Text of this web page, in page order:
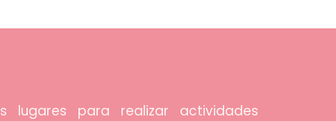
lugares para realizar actividades